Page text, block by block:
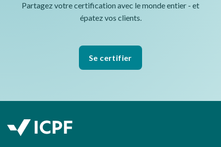
Partagez votre certification avec le monde entier - et
épatez vos clients.
Se certifier